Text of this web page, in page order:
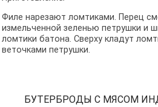
Филе нарезают ломтиками. Перец
измельченной зеленью петрушки и
ломтики батона. Сверху кладут
веточками петрушки.
БУТЕРБРОДЫ С МЯСОМ